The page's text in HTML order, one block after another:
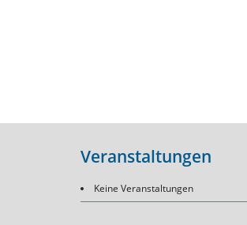
Veranstaltungen
Keine Veranstaltungen